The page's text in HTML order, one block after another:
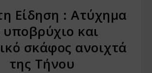
Είδηση : Ατύχημα
υποβρύχιο και
σκάφος ανοιχτά
της Τήνου